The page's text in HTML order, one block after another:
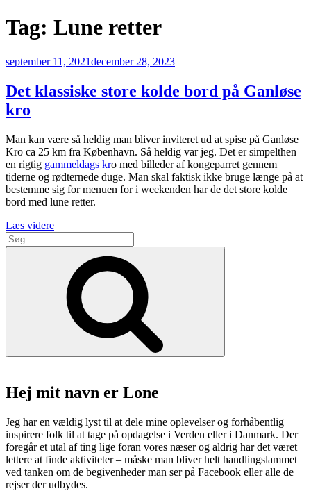
Tag: Lune retter
Udgivet
september 11, 2021december 28, 2023
Det klassiske store kolde bord på Ganløse
kro
Man kan være så heldig man bliver inviteret ud at spise på Ganløse
Kro ca 25 km fra København. Så heldig var jeg. Det er simpelthen
en rigtig gammeldags kro med billeder af kongeparret gennem
tiderne og rødternede duge. Man skal faktisk ikke bruge længe på at
bestemme sig for menuen for i weekenden har de det store kolde
bord med lune retter.
Læs videre“Det
store
bord
Ganløse
kro”
Søg
efter:
Hej mit navn er Lone
Jeg har en vældig lyst til at dele mine oplevelser og forhåbentlig
inspirere folk til at tage på opdagelse i Verden eller i Danmark. Der
foregår et utal af ting lige foran vores næser og aldrig har det været
lettere at finde aktiviteter – måske man bliver helt handlingslammet
ved tanken om de begivenheder man ser på Facebook eller alle de
rejser der udbydes.